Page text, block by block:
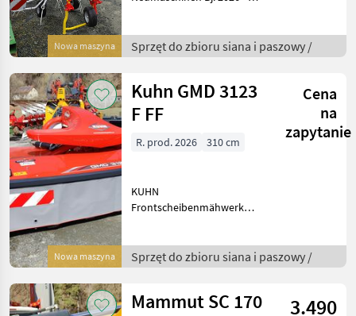
Nowa maszyna
- 855kg -
Dämpfungsstreben
Tastrad - hydr
Sprzęt do zbioru siana i paszowy /
Nowa maszyna
Kuhn GMD 3123
F FF
Cena
na
zapytanie
R. prod. 2026 310 cm
KUHN
Frontscheibenmähwerk
310cm Arbeitsbreite -
OPTIDISC ELITE -
Mittenaufhängung mit
Sprzęt do zbioru siana i paszowy /
Mammut SC 170
3.490